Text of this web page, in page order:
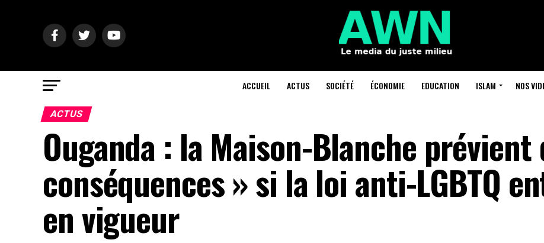
ACCUEIL ACTUS SOCIÉTÉ ÉCONOMIE EDUCATION ISLAM NOS
ACTUS
Ouganda : la Maison-Blanche prévient
conséquences » si la loi anti-LGBTQ
en vigueur